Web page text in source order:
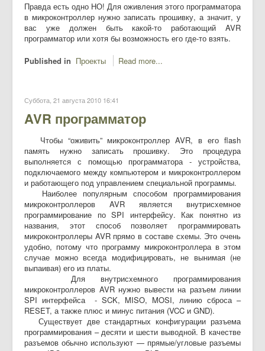
Правда есть одно НО! Для оживления этого программатора
в микроконтроллер нужно записать прошивку, а значит, у
вас уже должен быть какой-то работающий AVR
программатор или хотя бы возможность его где-то взять.
Published in Проекты Read more...
Суббота, 21 августа 2010 16:41
AVR программатор
Чтобы “оживить” микроконтроллер AVR, в его flash
память нужно записать прошивку. Это процедура
выполняется с помощью программатора - устройства,
подключаемого между компьютером и микроконтроллером
и работающего под управлением специальной программы.
Наиболее популярным способом программирования
микроконтроллеров AVR является внутрисхемное
программирование по SPI интерфейсу. Как понятно из
названия, этот способ позволяет программировать
микроконтроллеры AVR прямо в составе схемы. Это очень
удобно, потому что программу микроконтроллера в этом
случае можно всегда модифицировать, не вынимая (не
выпаивая) его из платы.
Для внутрисхемного программирования
микроконтроллеров AVR нужно вывести на разъем линии
SPI интерфейса - SCK, MISO, MOSI, линию сброса –
RESET, а также плюс и минус питания (VCC и GND).
Существует две стандартных конфигурации разъема
программирования – десяти и шести выводной. В качестве
разъемов обычно используют — прямые/угловые разъемы